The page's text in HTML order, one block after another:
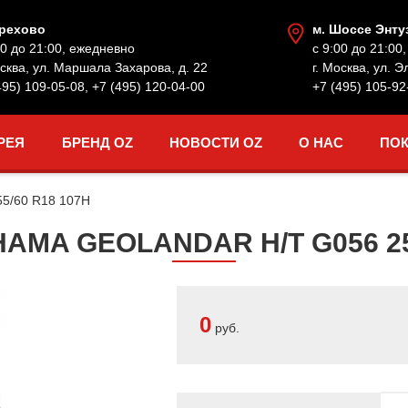
до 21:00, ежедневно
ул. Маршала Захарова, д. 22
109-05-08 +7 (495) 120-04-00
м. Шоссе
с 9:00 до
г. Москва, ул.
+7 (495) 105-
БРЕНД OZ НОВОСТИ OZ О НАС
60 R18 107H
GEOLANDAR H/T G056
0 руб.